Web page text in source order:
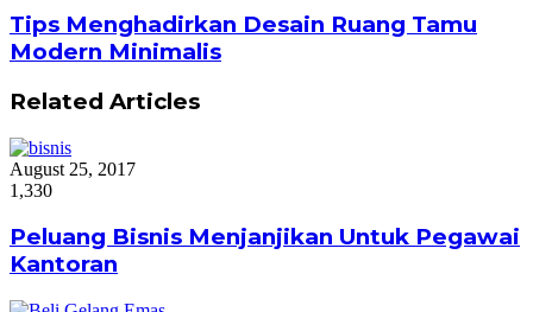
Tips Menghadirkan Desain Ruang Tamu
Modern Minimalis
Related Articles
August 25, 2017
1,330
Peluang Bisnis Menjanjikan Untuk Pegawai
Kantoran